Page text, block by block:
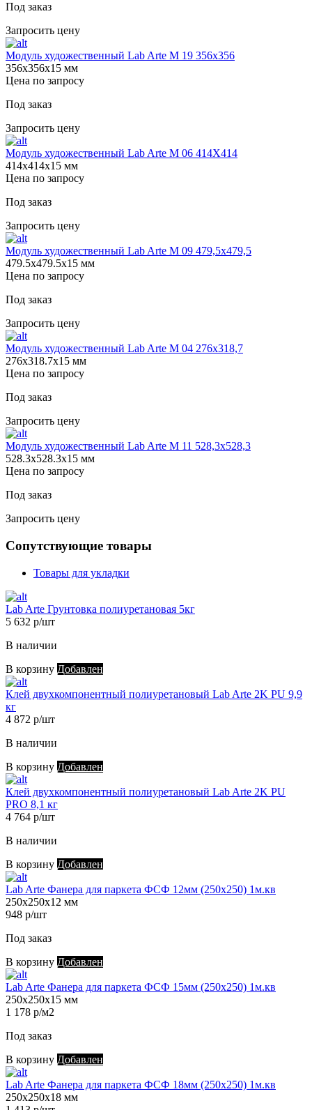
Под заказ
Запросить цену
Модуль художественный Lab Arte М 19 356х356
356х356х15 мм
Цена по запросу
Под заказ
Запросить цену
Модуль художественный Lab Arte М 06 414Х414
414х414х15 мм
Цена по запросу
Под заказ
Запросить цену
Модуль художественный Lab Arte М 09 479,5х479,5
479.5х479.5х15 мм
Цена по запросу
Под заказ
Запросить цену
Модуль художественный Lab Arte М 04 276х318,7
276х318.7х15 мм
Цена по запросу
Под заказ
Запросить цену
Модуль художественный Lab Arte М 11 528,3х528,3
528.3х528.3х15 мм
Цена по запросу
Под заказ
Запросить цену
Сопутствующие товары
Товары для укладки
Lab Arte Грунтовка полиуретановая 5кг
5 632 р/шт
В наличии
В корзину Добавлен
Клей двухкомпонентный полиуретановый Lab Arte 2K PU 9,9
кг
4 872 р/шт
В наличии
В корзину Добавлен
Клей двухкомпонентный полиуретановый Lab Arte 2K PU
PRO 8,1 кг
4 764 р/шт
В наличии
В корзину Добавлен
Lab Arte Фанера для паркета ФСФ 12мм (250х250) 1м.кв
250х250х12 мм
948 р/шт
Под заказ
В корзину Добавлен
Lab Arte Фанера для паркета ФСФ 15мм (250х250) 1м.кв
250х250х15 мм
1 178 р/м2
Под заказ
В корзину Добавлен
Lab Arte Фанера для паркета ФСФ 18мм (250х250) 1м.кв
250х250х18 мм